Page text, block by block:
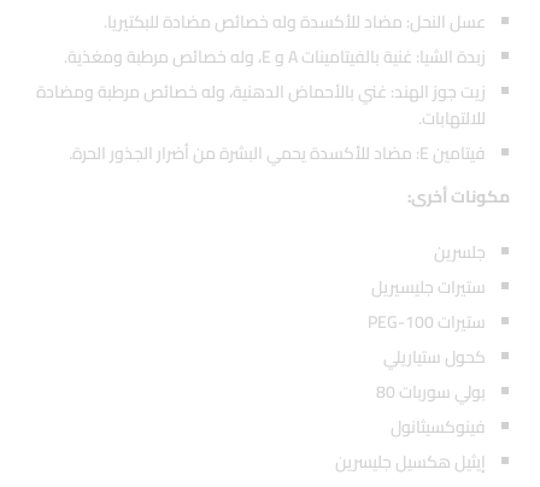
عسل النحل: مضاد للأكسدة وله خصائص مضادة للبكتيريا.
زبدة الشيا: غنية بالفيتامينات A و E، وله خصائص مرطبة ومغذية.
زيت جوز الهند: غني بالأحماض الدهنية، وله خصائص مرطبة ومضادة
للالتهابات.
فيتامين E: مضاد للأكسدة يحمي البشرة من أضرار الجذور الحرة.
مكونات أخرى:
جلسرين
ستيرات جليسيريل
ستيرات PEG-100
كحول ستياريلي
بولي سوربات 80
فينوكسيثانول
إيثيل هكسيل جليسرين